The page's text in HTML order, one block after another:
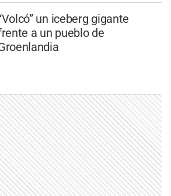
un iceberg gigante
a un pueblo de